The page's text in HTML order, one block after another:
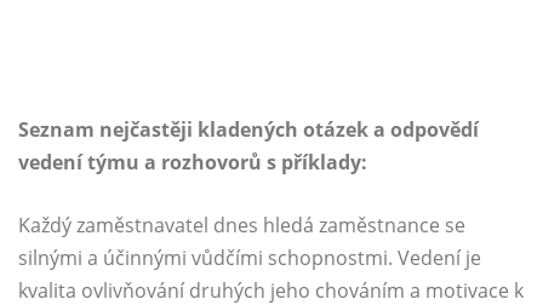
Seznam nejčastěji kladených otázek a odpovědí
vedení týmu a rozhovorů s příklady:
Každý zaměstnavatel dnes hledá zaměstnance se
silnými a účinnými vůdčími schopnostmi. Vedení je
kvalita ovlivňování druhých jeho chováním a motivace k